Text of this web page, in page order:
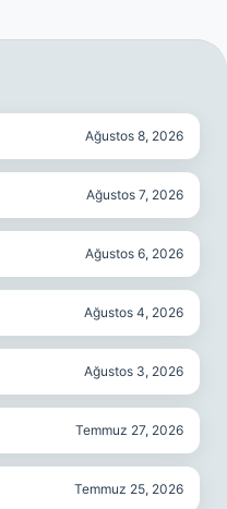
Ağustos 8, 2026
Ağustos 7, 2026
Ağustos 6, 2026
Ağustos 4, 2026
Ağustos 3, 2026
Temmuz 27, 2026
Temmuz 25, 2026